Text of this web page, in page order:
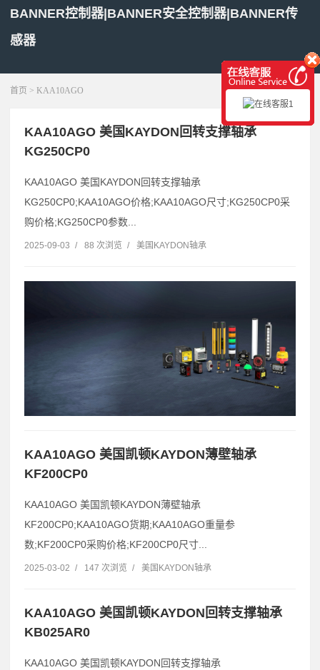
BANNER控制器|BANNER安全控制器|BANNER传
感器
展开菜单
首页 > KAA10AGO
KAA10AGO 美国KAYDON回转支撑轴承
KG250CP0
KAA10AGO 美国KAYDON回转支撑轴承
KG250CP0;KAA10AGO价格;KAA10AGO尺寸;KG250CP0采
购价格;KG250CP0参数...
2025-09-03 / 88 次浏览 / 美国KAYDON轴承
KAA10AGO 美国凯顿KAYDON薄壁轴承
KF200CP0
KAA10AGO 美国凯顿KAYDON薄壁轴承
KF200CP0;KAA10AGO货期;KAA10AGO重量参
数;KF200CP0采购价格;KF200CP0尺寸...
2025-03-02 / 147 次浏览 / 美国KAYDON轴承
KAA10AGO 美国凯顿KAYDON回转支撑轴承
KB025AR0
KAA10AGO 美国凯顿KAYDON回转支撑轴承